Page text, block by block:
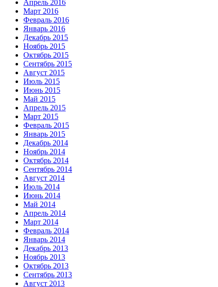
Апрель 2016
Март 2016
Февраль 2016
Январь 2016
Декабрь 2015
Ноябрь 2015
Октябрь 2015
Сентябрь 2015
Август 2015
Июль 2015
Июнь 2015
Май 2015
Апрель 2015
Март 2015
Февраль 2015
Январь 2015
Декабрь 2014
Ноябрь 2014
Октябрь 2014
Сентябрь 2014
Август 2014
Июль 2014
Июнь 2014
Май 2014
Апрель 2014
Март 2014
Февраль 2014
Январь 2014
Декабрь 2013
Ноябрь 2013
Октябрь 2013
Сентябрь 2013
Август 2013